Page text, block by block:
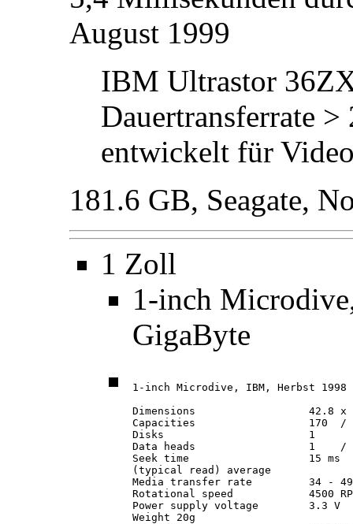
August 1999
IBM Ultrastor
Dauertransferrate
entwickelt für
181.6 GB, Seagate,
1 Zoll
1-inch
GigaByte
1-inch Microdive, IBM, Herbst 1998
Dimensions                  42.8 x
Capacities                  170  /
Disks                       1
Data heads                  1    /
Seek time
(typical read) average
Media transfer rate         34 - 49
Rotational speed            4500
Power supply voltage        3.3 V
Weight 20g